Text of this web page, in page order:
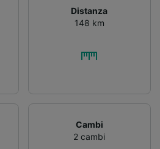
Distanza
148 km
Cambi
2 cambi